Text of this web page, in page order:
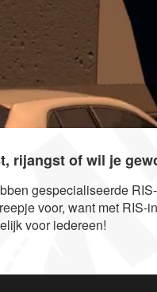
rijangst of wil je
gespecialiseerde
voor, want met
voor iedereen!